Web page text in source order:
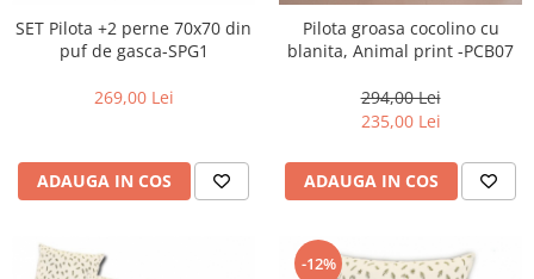
SET Pilota +2 perne 70x70 din
puf de gasca-SPG1
269,00 Lei
ADAUGA IN COS
Pilota groasa cocolino cu
blanita, Animal print -PCB07
294,00 Lei
235,00 Lei
ADAUGA IN COS
-12%